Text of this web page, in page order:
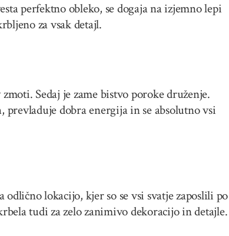
perfektno obleko, se dogaja na izjemno lepi
za vsak detajl.
Sedaj je zame bistvo poroke druženje.
prevladuje dobra energija in se absolutno vsi
lokacijo, kjer so se vsi svatje zaposlili po
tudi za zelo zanimivo dekoracijo in detajle.